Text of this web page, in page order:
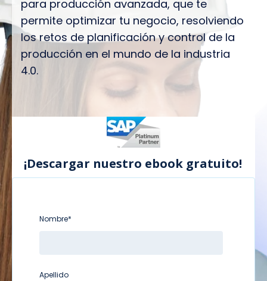
para producción avanzada, que te
permite optimizar tu negocio, resolviendo
los retos de planificación y control de la
producción en el mundo de la industria
4.0.
¡Descargar nuestro ebook gratuito!
Nombre*
Apellido